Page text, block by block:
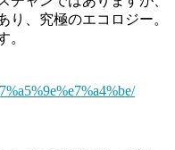
り、究極のエコロジー。
。